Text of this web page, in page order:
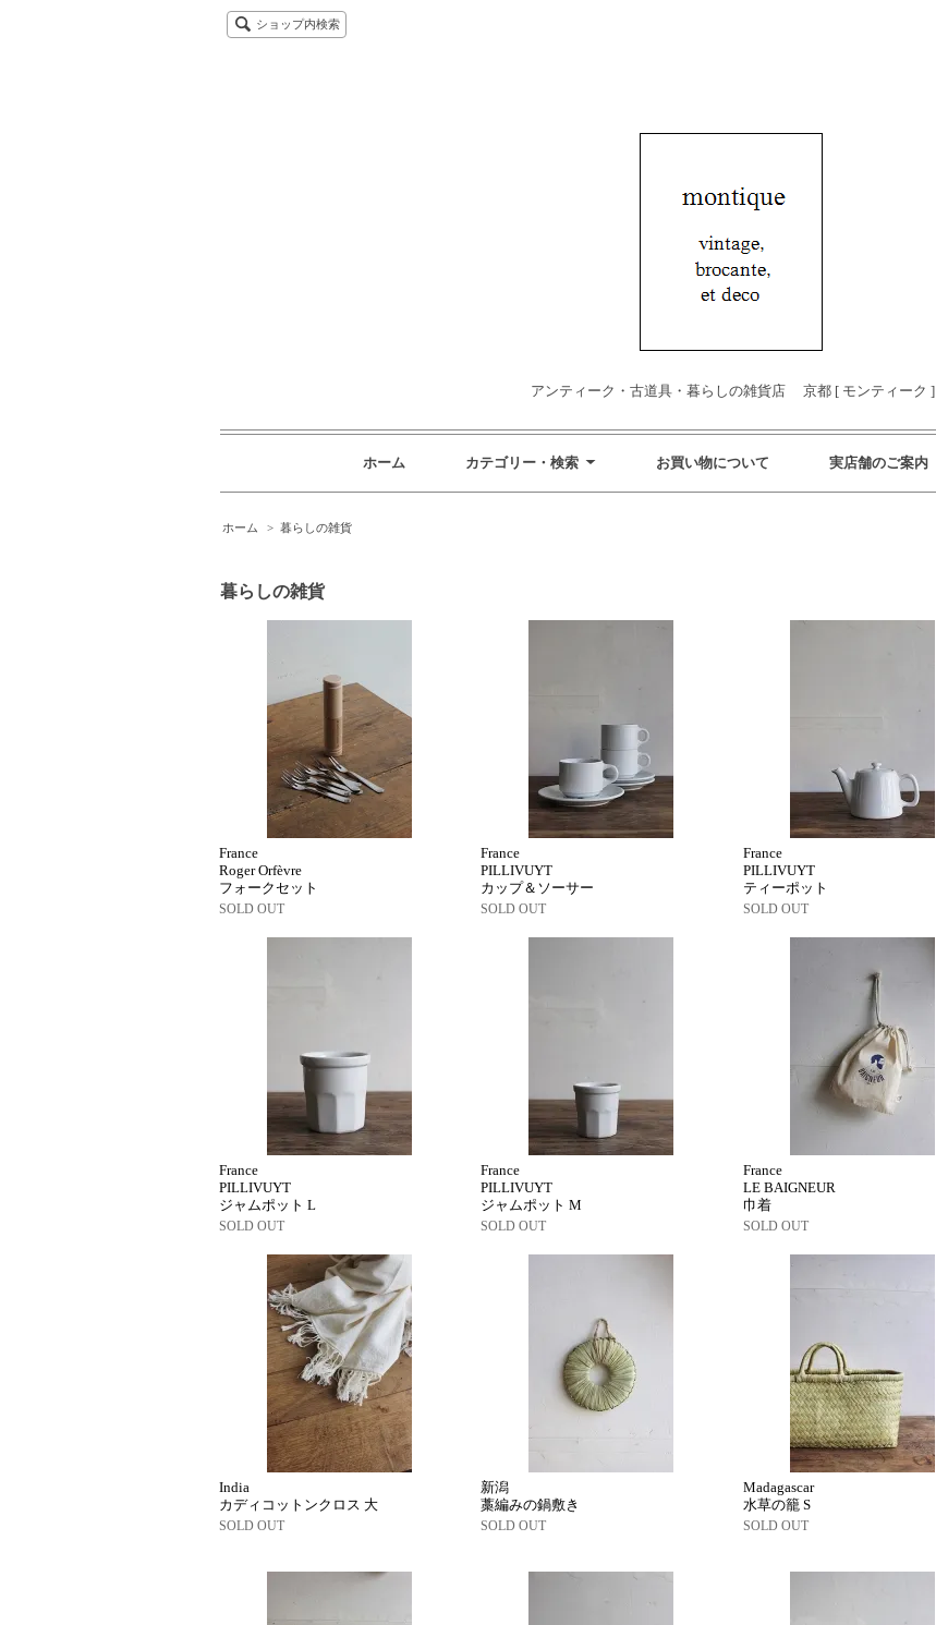
ショップ内検索
アンティーク・古道具・暮らしの雑貨店 京都 [ モンティーク ]
ホーム カテゴリー・検索 お買い物について 実店舗のご案内
ホーム > 暮らしの雑貨
暮らしの雑貨
France
Roger Orfèvre
フォークセット
SOLD OUT
France
PILLIVUYT
カップ＆ソーサー
SOLD OUT
France
PILLIVUYT
ティーポット
SOLD OUT
France
PILLIVUYT
ジャムポット L
SOLD OUT
France
PILLIVUYT
ジャムポット M
SOLD OUT
France
LE BAIGNEUR
巾着
SOLD OUT
India
カディコットンクロス 大
SOLD OUT
新潟
藁編みの鍋敷き
SOLD OUT
Madagascar
水草の籠 S
SOLD OUT